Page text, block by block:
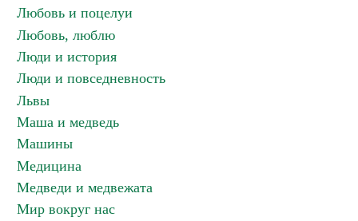
Любовь и поцелуи
Любовь, люблю
Люди и история
Люди и повседневность
Львы
Маша и медведь
Машины
Медицина
Медведи и медвежата
Мир вокруг нас